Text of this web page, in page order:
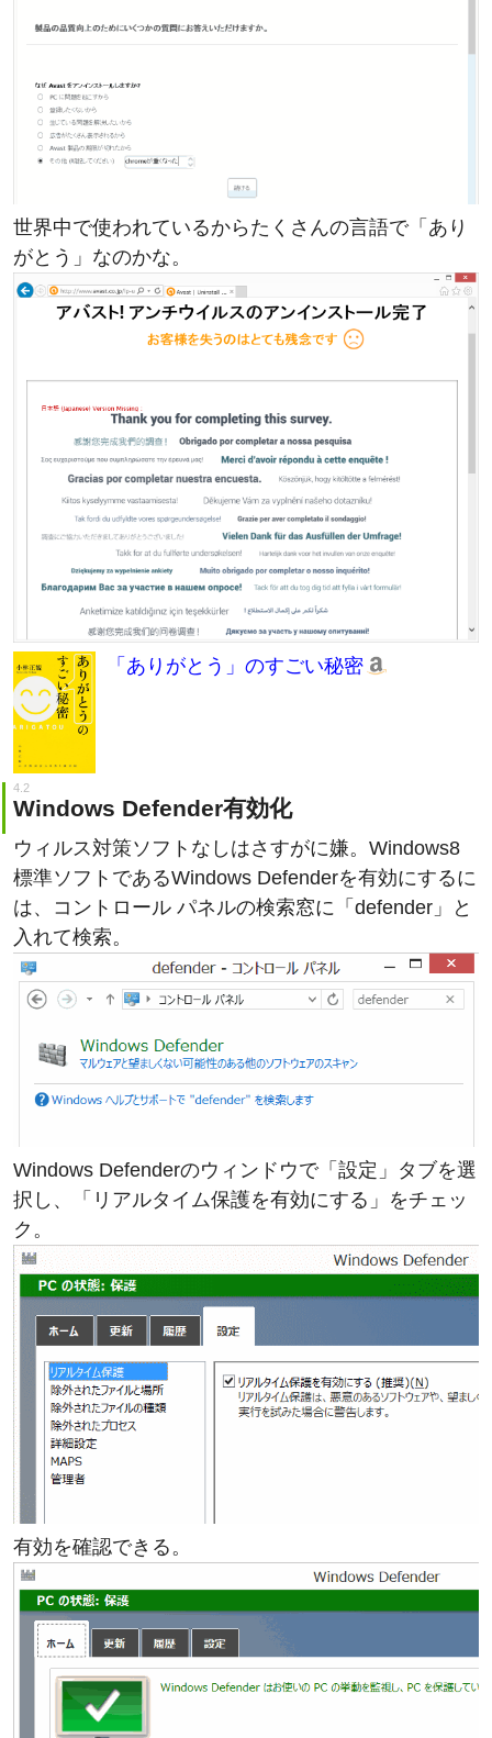
世界中で使われているからたくさんの言語で「あり
がとう」なのかな。
「ありがとう」のすごい秘密
Windows Defender有効化
ウィルス対策ソフトなしはさすがに嫌。Windows8
標準ソフトであるWindows Defenderを有効にするに
は、コントロール パネルの検索窓に「defender」と
入れて検索。
択し、「リアルタイム保護を有効にする」をチェッ
ク。
有効を確認できる。